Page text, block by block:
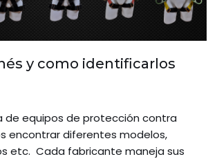
y como identificarlos
de equipos de protección contra
encontrar diferentes modelos,
etc. Cada fabricante maneja sus